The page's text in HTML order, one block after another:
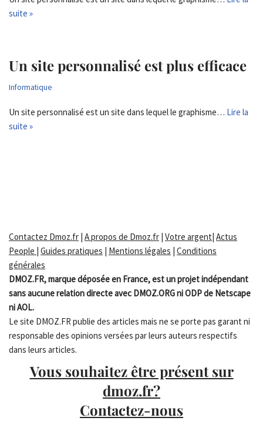
suite »
Un site personnalisé est plus efficace
Informatique
Un site personnalisé est un site dans lequel le graphisme… Lire la
suite »
Contactez Dmoz.fr | A propos de Dmoz.fr | Votre argent| Actus
People | Guides pratiques | Mentions légales | Conditions
générales
DMOZ.FR, marque déposée en France, est un projet indépendant
sans aucune relation directe avec DMOZ.ORG ni ODP de Netscape
ni AOL.
Le site DMOZ.FR publie des articles mais ne se porte pas garant ni
responsable des opinions versées par leurs auteurs respectifs
dans leurs articles.
Vous souhaitez être présent sur
dmoz.fr?
Contactez-nous